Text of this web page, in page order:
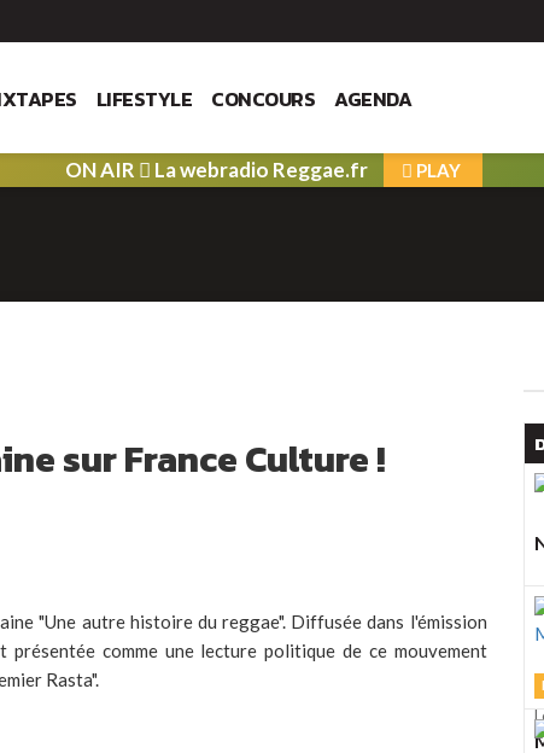
LIFESTYLE CONCOURS AGENDA
ON AIR La webradio Reggae.fr PLAY
sur France Culture !
"Une autre histoire du reggae". Diffusée dans l'émission
comme une lecture politique de ce mouvement
Rasta".